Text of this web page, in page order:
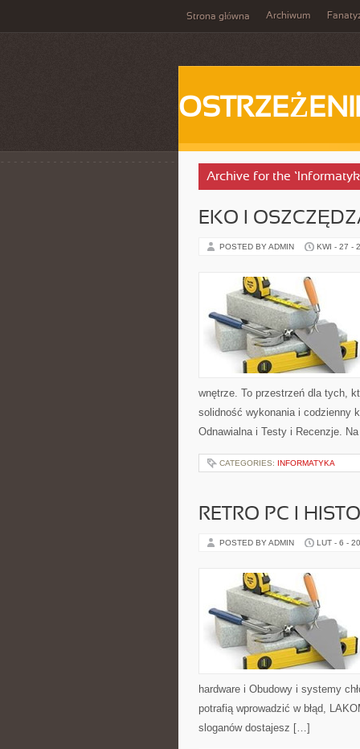
Strona główna Archiwum
Archive for the
EKO I
POSTED BY ADMIN KWI - 27 -
wnętrze. To przestrzeń dla tych,
solidność wykonania i codzienny
Odnawialna i Testy i Recenzje.
CATEGORIES: INFORMATYKA
RETRO PC I
POSTED BY ADMIN LUT - 6 -
hardware i Obudowy i systemy
potrafią wprowadzić w błąd,
sloganów dostajesz […]